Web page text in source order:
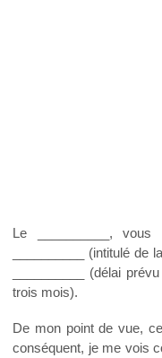
Le __________,
__________ (intitulé de
__________ (délai
trois mois).
De mon point de vue,
conséquent, je me vois